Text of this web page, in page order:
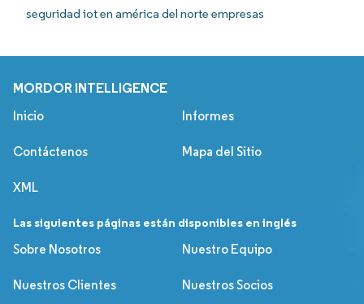
seguridad iot en américa del norte empresas
MORDOR INTELLIGENCE
Inicio Informes
Contáctenos Mapa del Sitio
XML
Las siguientes páginas están disponibles en inglés
Sobre Nosotros
Nuestro Equipo
Nuestros Clientes Nuestros Socios